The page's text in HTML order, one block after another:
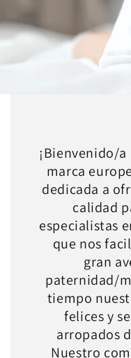
¡Bienvenido/a
marca
dedicada a
calidad
especialistas
que nos
gran
paternidad/
tiempo
felices y
arropados
Nuestro